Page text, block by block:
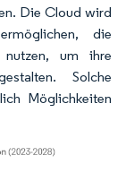
Die Cloud wird
die
nutzen, um ihre
Solche
Möglichkeiten